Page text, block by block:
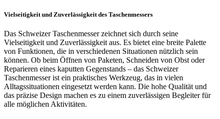
Vielseitigkeit und Zuverlässigkeit des Taschenmessers
Das Schweizer Taschenmesser zeichnet sich durch seine
Vielseitigkeit und Zuverlässigkeit aus. Es bietet eine breite Palette
von Funktionen, die in verschiedenen Situationen nützlich sein
können. Ob beim Öffnen von Paketen, Schneiden von Obst oder
Reparieren eines kaputten Gegenstands – das Schweizer
Taschenmesser ist ein praktisches Werkzeug, das in vielen
Alltagssituationen eingesetzt werden kann. Die hohe Qualität und
das präzise Design machen es zu einem zuverlässigen Begleiter für
alle möglichen Aktivitäten.